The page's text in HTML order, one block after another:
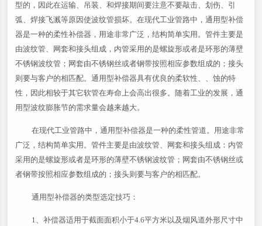
型的，因此在运输、吊装、和焊接期间要注意不要敲击、划伤、引
弧、焊接飞溅等原因使波纹管损坏。在现代工业管路中，通用型补偿
器是一种的柔性补偿器，用途非常广泛，结构简单实用。管件主要是
由波纹管、网套和接头组成，内管采用的是螺旋形或者是环形的薄壁
不锈钢波纹管；网套由不锈钢丝或者钢带按照相应参数组成的；接头
则要与客户的相匹配。通用型补偿器具有优良的柔软性、、蚀的特
性，因此相较于其它软管在寿命上会高出很多。随着工业的发展，通
用型波纹膨胀节的需求量会越来越大。
在现代工业管路中，通用型补偿器是一种的柔性管道。用途非常
广泛，结构简单实用。管件主要是由波纹管、网套和接头组成：内管
采用的是螺旋形或者是环形的薄壁不锈钢波纹管；网套由不锈钢丝或
者钢带按照相应参数组成的；接头则要与客户的相匹配。
通用型补偿器的类型选定技巧：
1、补偿器适用于截面面积小于4.6平方米以及烟风道外形尺寸中